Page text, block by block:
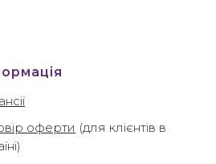
оферти (для клієнтів в